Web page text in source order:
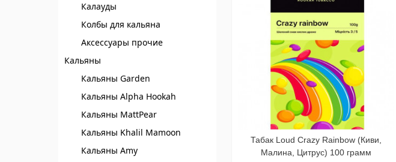
Калауды
Колбы для кальяна
Аксессуары прочие
Кальяны
Кальяны Garden
Кальяны Alpha Hookah
Кальяны MattPear
Кальяны Khalil Mamoon
Кальяны Amy
Табак Loud Crazy Rainbow (Киви,
Малина, Цитрус) 100 грамм